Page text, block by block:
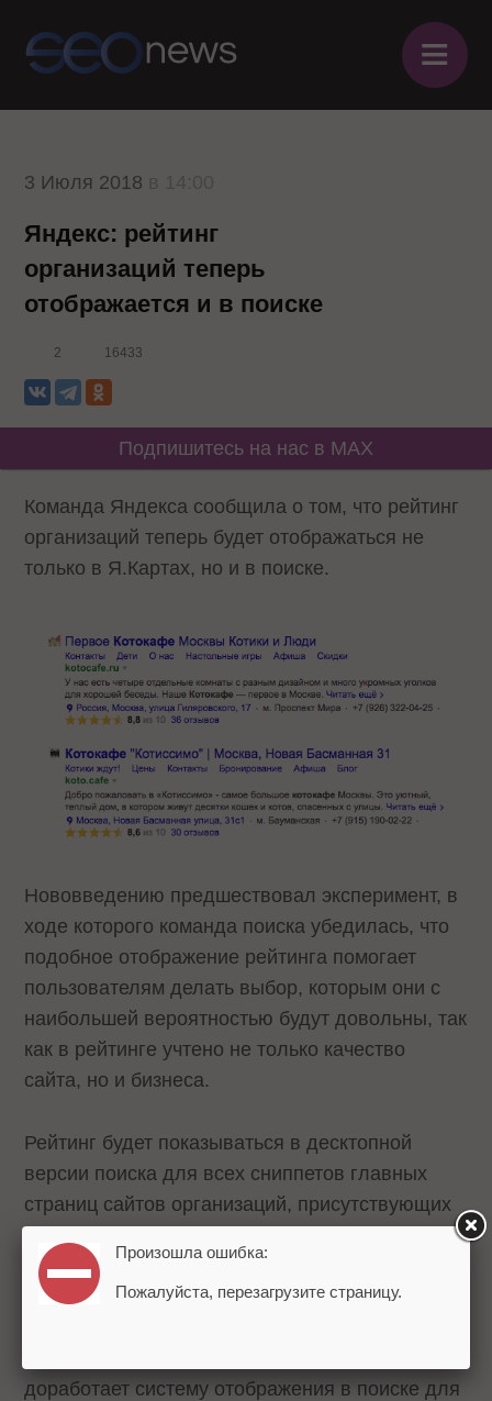
≡
3 Июля 2018
Яндекс: рейтинг
организаций теперь
отображается и в поиске
2 16433
Подпишитесь на нас в MAX
Команда Яндекса сообщила о том, что рейтинг
организаций теперь будет отображаться не
только в Я.Картах, но и в поиске.
Нововведению предшествовал эксперимент, в
ходе которого команда поиска убедилась, что
подобное отображение рейтинга помогает
пользователям делать выбор, которым они с
наибольшей вероятностью будут довольны, так
как в рейтинге учтено не только качество
сайта, но и бизнеса.
Рейтинг будет показываться в десктопной
версии поиска для всех сниппетов главных
страниц сайтов организаций, присутствующих
в Яндекс.Справочнике, вне зависимости от
источника их добавления (владелец сайта или
пользователи). Исключением станут сайты
доработает систему отображения в поиске для
Произошла ошибка:
Пожалуйста, перезагрузите страницу.